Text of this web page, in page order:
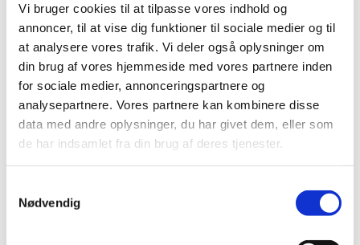
Vi bruger cookies til at tilpasse vores indhold og
annoncer, til at vise dig funktioner til sociale medier og til
at analysere vores trafik. Vi deler også oplysninger om
din brug af vores hjemmeside med vores partnere inden
for sociale medier, annonceringspartnere og
analysepartnere. Vores partnere kan kombinere disse
data med andre oplysninger, du har givet dem, eller som
de har indsamlet fra din brug af deres tjenester.
Nødvendig
*) Antallet af skoler er efter nyhedens offentliggørelse rettet
fra 120 til 121. Desuden er linket ”Se listen med de 121
skoler” opdateret og link til ”Andel elever med under 4 i
dansk og matematik fordelt på skoler” er tilføjet.
Fakta om Skolepuljen
pulje på 500 millioner kroner over tre år til
elevløft i folkeskolen.